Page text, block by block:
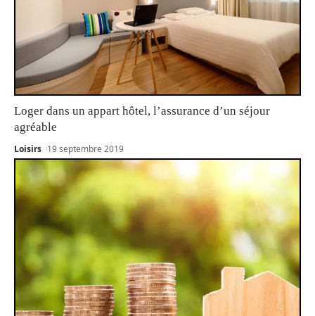
Loger dans un appart hôtel, l’assurance d’un séjour
agréable
Loisirs 19 septembre 2019